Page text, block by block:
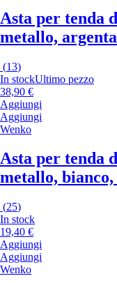
Asta per tenda
metallo,
(13)
In stockUltimo pezzo
38,90 €
Aggiungi
Aggiungi
Wenko
Asta per tenda
metallo, bianco,
(25)
In stock
19,40 €
Aggiungi
Aggiungi
Wenko